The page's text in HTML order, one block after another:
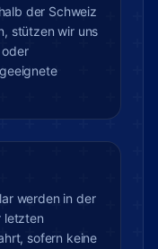
der Schweiz
stützen wir uns
werden in der
letzten
sofern keine